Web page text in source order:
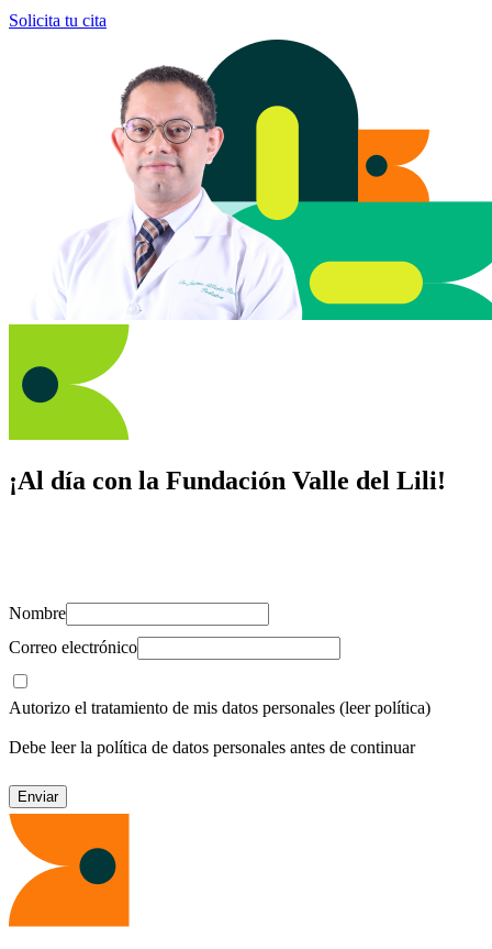
Solicita tu cita
¡Al día con la Fundación Valle del Lili!
Nombre
Correo electrónico
Autorizo el tratamiento de mis datos personales (leer política)
Debe leer la política de datos personales antes de continuar